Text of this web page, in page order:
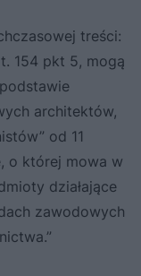
treści:
154 pkt 5, mogą
architektów,
od 11
o której mowa w
działające
zawodowych